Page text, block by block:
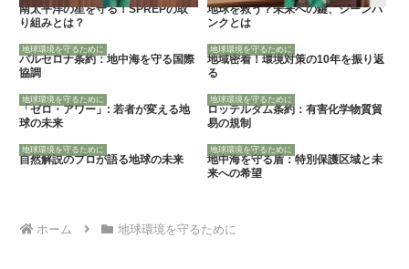
南太平洋の星を守る！SPREPの取
り組みとは？
地球を救う？未来への鍵、ジーンバ
ンクとは
地球環境を守るために
バルセロナ条約：地中海を守る国際
協調
地球環境を守るために
地域密着！環境対策の10年を振り返
る
地球環境を守るために
「ゼロ・アワー」: 若者が変える地
球の未来
地球環境を守るために
ロッテルダム条約：有害化学物質貿
易の規制
地球環境を守るために
自然解説のプロが語る地球の未来
地球環境を守るために
地中海を守る盾：特別保護区域と未
来への希望
ホーム 地球環境を守るために